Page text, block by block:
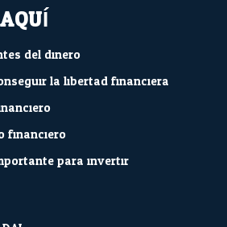
del dinero
la libertad financiera
financiero
para invertir